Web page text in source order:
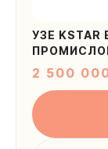
УЗЕ KSTAR
2 500